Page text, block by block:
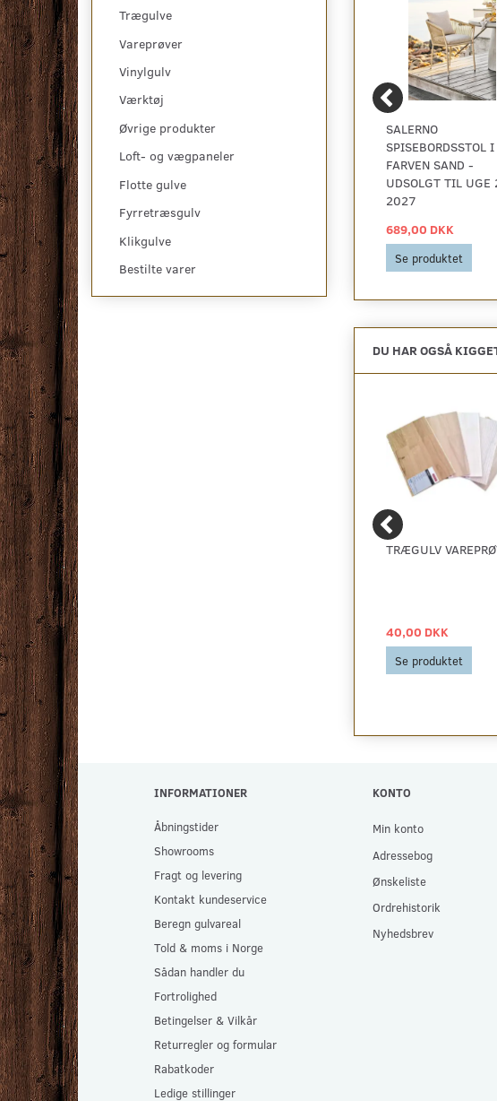
Trægulve
Vareprøver
Vinylgulv
Værktøj
Øvrige produkter
Loft- og vægpaneler
Flotte gulve
Fyrretræsgulv
Klikgulve
Bestilte varer
OLVERA SÆT -
LOUNGESTOL NATUR
OG BRUN
2.699,00 DKK
Se produktet
DARWIN SPISEBORD,
TILLÆGSPLADER
SALERNO
SPISEBORDSSTOL I
FARVEN SAND -
UDSOLGT TIL UGE
2027
689,00 DKK
Se produktet
DU HAR OGSÅ
LAMINATGULV,
SILDEBEN EDITION -
OAK MAISONETTE -
KAMPAGNE
177,82 DKK
126,25 DKK pr
126,25 DKK
Se produktet
TRÆGULV
40,00 DKK
Se produktet
INFORMATIONER
Åbningstider
Showrooms
Fragt og levering
Kontakt kundeservice
Beregn gulvareal
Told & moms i Norge
Sådan handler du
Fortrolighed
Betingelser & Vilkår
Returregler og formular
Rabatkoder
Ledige stillinger
KONTO
Min konto
Adressebog
Ønskeliste
Ordrehistorik
Nyhedsbrev